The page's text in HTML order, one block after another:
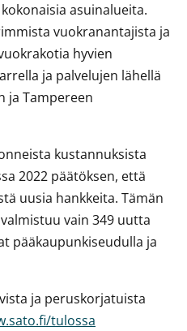
asuinalueita.
vuokranantajista ja
hyvien
ja palvelujen lähellä
ja Tampereen
kustannuksista
2022 päätöksen, että
uusia hankkeita. Tämän
vain 349 uutta
pääkaupunkiseudulla ja
ja peruskorjatuista
tulossa